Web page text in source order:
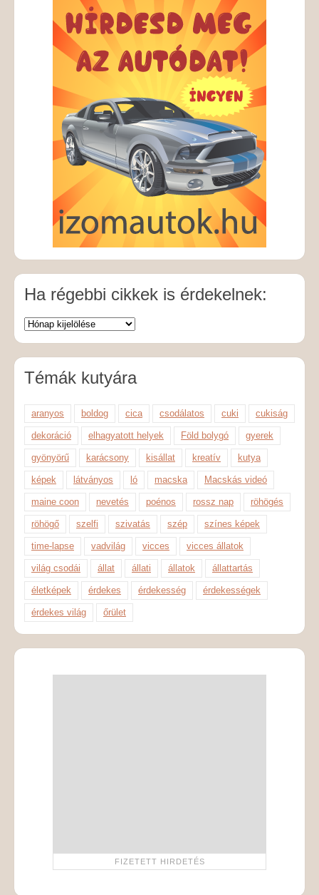
Ha régebbi cikkek is érdekelnek:
Témák kutyára
aranyos boldog cica csodálatos cuki cukiság
dekoráció elhagyatott helyek Föld bolygó gyerek
gyönyörű karácsony kisállat kreatív kutya
képek látványos ló macska Macskás videó
maine coon nevetés poénos rossz nap röhögés
röhögő szelfi szivatás szép színes képek
time-lapse vadvilág vicces vicces állatok
világ csodái állat állati állatok állattartás
életképek érdekes érdekesség érdekességek
érdekes világ őrület